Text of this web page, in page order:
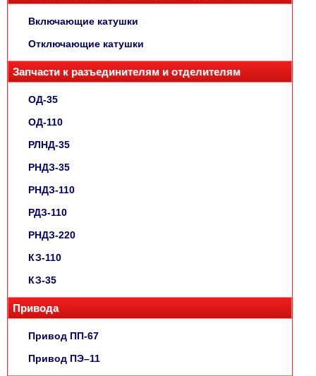
Включающие катушки
Отключающие катушки
Запчасти к разъединителям и отделителям
ОД-35
ОД-110
РЛНД-35
РНДЗ-35
РНДЗ-110
РДЗ-110
РНДЗ-220
КЗ-110
КЗ-35
Привода
Привод ПП-67
Привод ПЭ–11